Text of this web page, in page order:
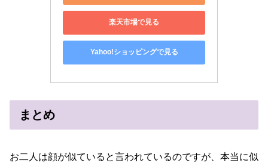
楽天市場で見る
Yahoo!ショッピングで見る
まとめ
お二人は顔が似ていると言われているのですが、本当に似